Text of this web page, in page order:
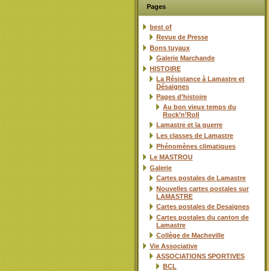
Pages
best of
Revue de Presse
Bons tuyaux
Galerie Marchande
HISTOIRE
La Résistance à Lamastre et
Désaignes
Pages d’histoire
Au bon vieux temps du
Rock’n’Roll
Lamastre et la guerre
Les classes de Lamastre
Phénomènes climatiques
Le MASTROU
Galerie
Cartes postales de Lamastre
Nouvelles cartes postales sur
LAMASTRE
Cartes postales de Desaignes
Cartes postales du canton de
Lamastre
Collège de Macheville
Vie Associative
ASSOCIATIONS SPORTIVES
BCL